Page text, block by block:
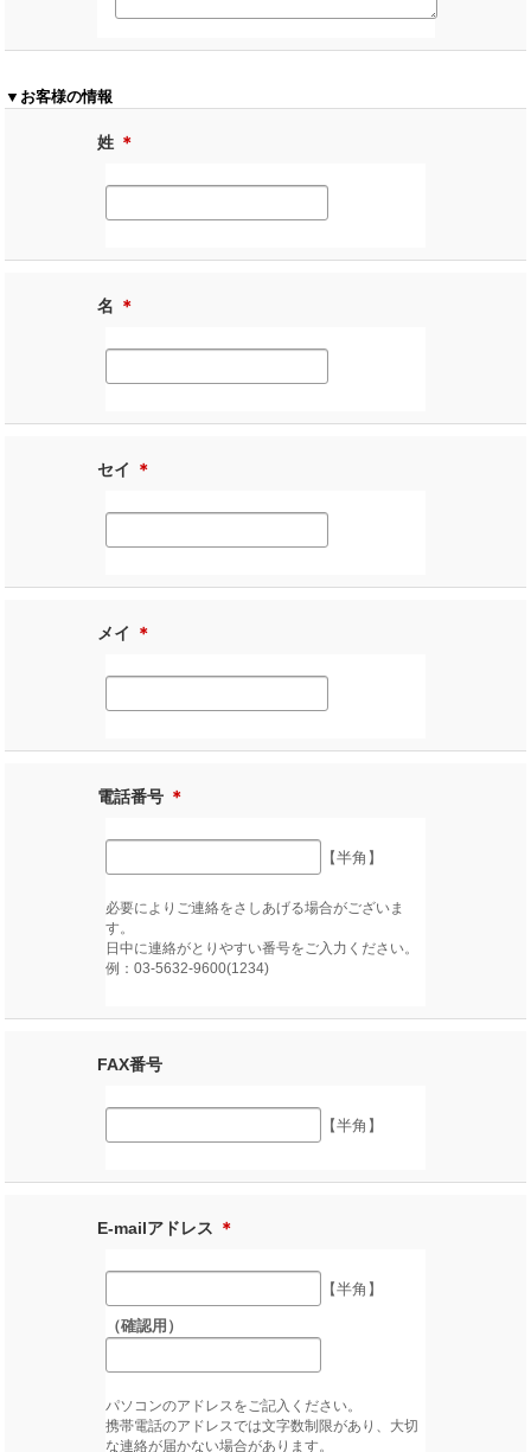
▼お客様の情報
姓 ＊
名 ＊
セイ ＊
メイ ＊
電話番号 ＊
【半角】
必要によりご連絡をさしあげる場合がございま
す。
日中に連絡がとりやすい番号をご入力ください。
例：03-5632-9600(1234)
FAX番号
【半角】
E-mailアドレス ＊
【半角】
（確認用）
パソコンのアドレスをご記入ください。
携帯電話のアドレスでは文字数制限があり、大切
な連絡が届かない場合があります。